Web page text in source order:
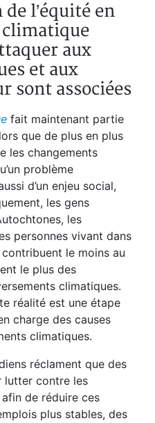
l’équité en
climatique
aux
et aux
sont associées
fait maintenant partie
que de plus en plus
les changements
problème
d’un enjeu social,
les gens
les
personnes vivant dans
le moins au
le plus des
climatiques.
réalité est une étape
charge des causes
climatiques.
réclament que des
lutter contre les
de réduire ces
plus stables, des